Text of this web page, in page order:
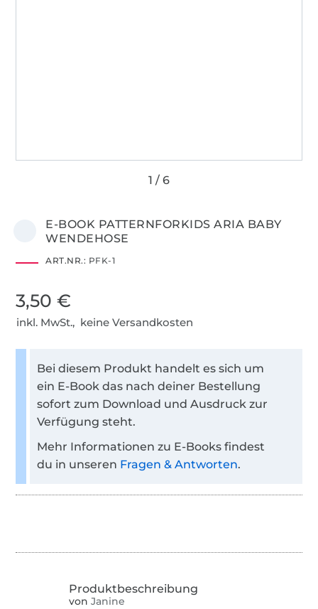
E-BOOK PATTERNFORKIDS ARIA BABY
WENDEHOSE
ART.NR.: PFK-1
3,50 €
inkl. MwSt., keine Versandkosten
Bei diesem Produkt handelt es sich um
ein E-Book das nach deiner Bestellung
sofort zum Download und Ausdruck zur
Verfügung steht.
Mehr Informationen zu E-Books findest
du in unseren Fragen & Antworten.
von Janine